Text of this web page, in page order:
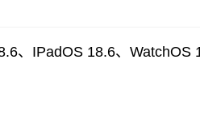
、iPadOS 18.6、watchOS